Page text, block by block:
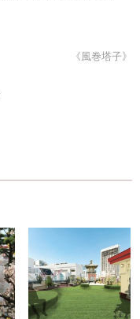
《風巻塔子》